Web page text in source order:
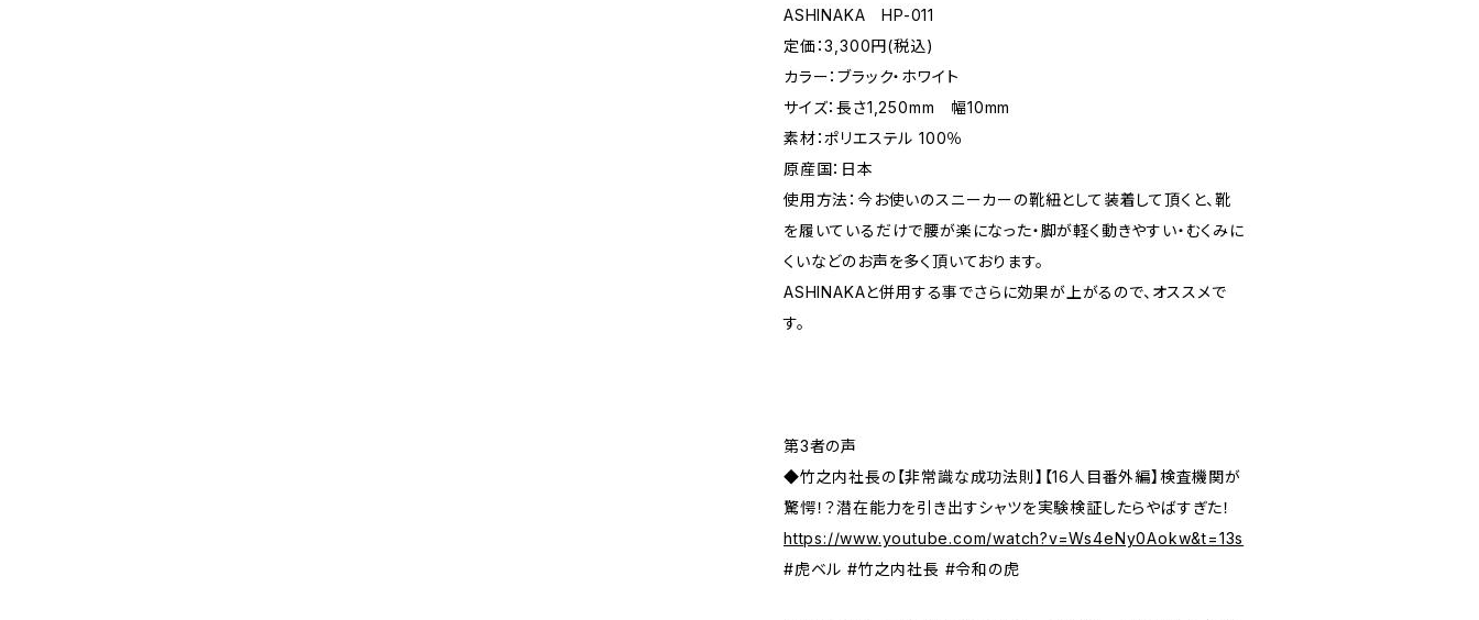
ASHINAKA HP-011
定価：3,300円(税込)
カラー：ブラック・ホワイト
サイズ：長さ1,250mm 幅10mm
素材：ポリエステル 100％
原産国：日本
使用方法：今お使いのスニーカーの靴紐として装着して頂くと、靴
を履いているだけで腰が楽になった・脚が軽く動きやすい・むくみに
くいなどのお声を多く頂いております。
ASHINAKAと併用する事でさらに効果が上がるので、オススメで
す。
第3者の声
◆竹之内社長の【非常識な成功法則】【16人目番外編】検査機関が
驚愕！？潜在能力を引き出すシャツを実験検証したらやばすぎた！
https://www.youtube.com/watch?v=Ws4eNy0Aokw&t=13s
#虎ベル #竹之内社長 #令和の虎